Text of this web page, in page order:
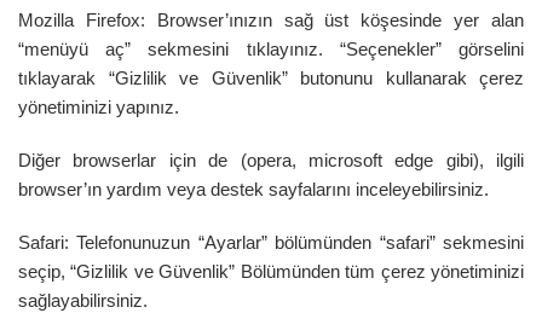
Mozilla Firefox: Browser’ınızın sağ üst köşesinde yer alan
“menüyü aç” sekmesini tıklayınız. “Seçenekler” görselini
tıklayarak “Gizlilik ve Güvenlik” butonunu kullanarak çerez
yönetiminizi yapınız.
Diğer browserlar için de (opera, microsoft edge gibi), ilgili
browser’ın yardım veya destek sayfalarını inceleyebilirsiniz.
Safari: Telefonunuzun “Ayarlar” bölümünden “safari” sekmesini
seçip, “Gizlilik ve Güvenlik” Bölümünden tüm çerez yönetiminizi
sağlayabilirsiniz.